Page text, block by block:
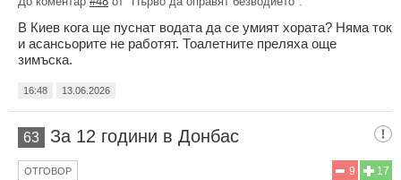
В Киев кога ще пуснат водата да се умият хората? Няма ток
и асансьорите не работят. Тоалетните преляха още
зимъска.
16:48 13.06.2026
63 За 12 години в Донбас
17
9
ОТГОВОР